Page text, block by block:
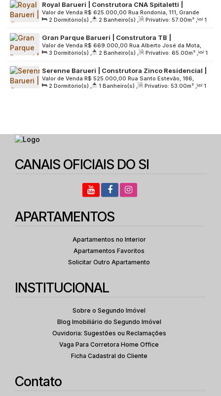
13781.00m²
Royal Barueri | Construtora CNA Spitaletti |
Construção | 57 metros | 02 dormitórios | suíte |
varanda | 01 vaga
R$ 625.000,00
Valor de Venda
Rua Rondonia, 111, Grande
São Paulo, 06440-183, Aldeia, Barueri, São Paulo, Brasil
2 Dormitório(s) , 2 Banheiro(s) , Privativo: 57.00m² ,
1
Sala(s) , 1 Suíte(s) , 1 Vaga(s) , Útil: 57.00m² ,
Terreno:
8195.00m²
Gran Parque Barueri | Construtora TB |
Construção | 65 metros | 03 dormitórios | suíte |
varanda | 02 vagas
R$ 669.000,00
Valor de Venda
Rua Alberto José da Mota,
568, Grande São Paulo, 06413-730, Vila São Luiz
(Valparaízo), Barueri, São Paulo, Brasil
3 Dormitório(s) , 2 Banheiro(s) , Privativo: 65.00m² ,
1
Sala(s) , 1 Suíte(s) , 2 Vaga(s) , Útil: 65.00m² ,
Terreno:
3022.00m²
Serenne Barueri | Construtora Zinco Residencial |
Construção | 53 metros | 02 dormitórios | com
varanda | 02 vagas
R$ 525.000,00
Valor de Venda
Rua Santo Estevão, 186,
Grande São Paulo, 06440-190, Aldeia, Barueri, São Paulo,
2 Dormitório(s) , 1 Banheiro(s) , Privativo: 53.00m² ,
1
CANAIS OFICIAIS DO SI
APARTAMENTOS
Apartamentos no Interior
Apartamentos Favoritos
Solicitar Outro Apartamento
INSTITUCIONAL
Sobre o Segundo Imóvel
Blog Imobiliário do Segundo Imóvel
Ouvidoria: Sugestões ou Reclamações
Vaga Para Corretora Home Office
Ficha Cadastral do Cliente
Contato